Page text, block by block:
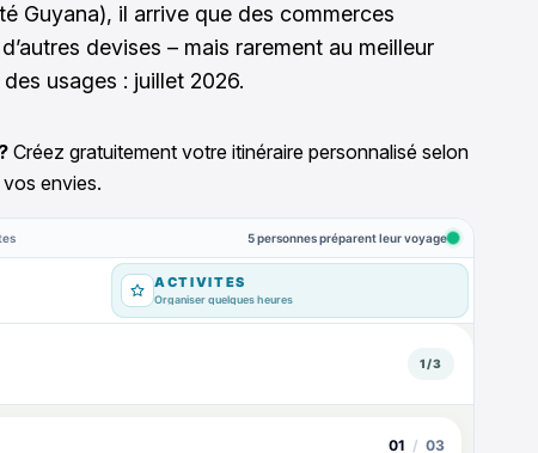
Guyana), il arrive que des commerces
devises – mais rarement au meilleur
usages : juillet 2026.
Créez gratuitement votre itinéraire personnalisé selon
envies.